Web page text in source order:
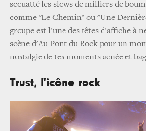
scouatté les slows de milliers de
comme "Le Chemin" ou "Une
groupe est l'une des têtes d'affiche à
scène d'Au Pont du Rock pour un
nostalgie de tes moments acnée et
Trust, l'icône rock